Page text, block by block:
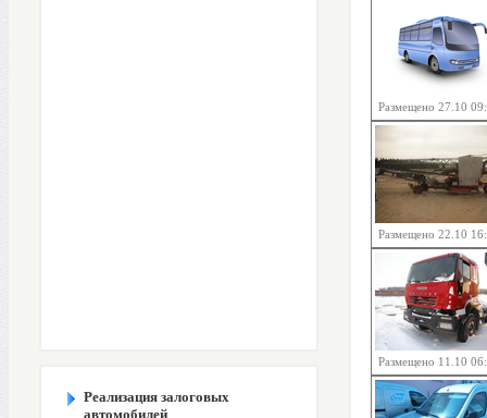
Реализация залоговых
автомобилей
Размещено 27.10
Размещено 22.10
Размещено 11.10